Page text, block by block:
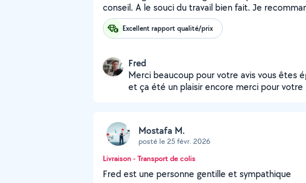
conseil. A le souci du travail bien fait. Je
Excellent rapport qualité/prix
Fred
Merci beaucoup pour votre avis vous êtes
et ça été un plaisir encore merci pour
Mostafa M.
posté le 25 févr. 2026
Livraison - Transport de colis
Fred est une personne gentille et sympathique